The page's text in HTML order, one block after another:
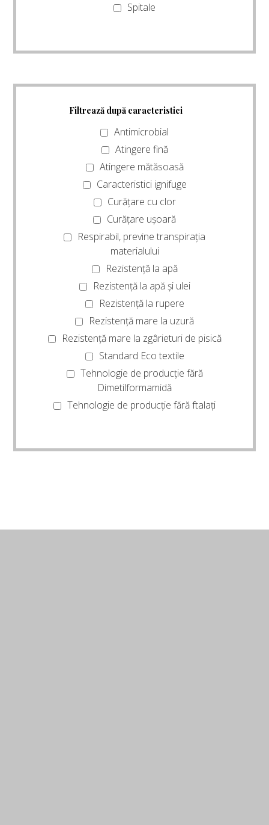
Spitale
Filtrează după caracteristici
Antimicrobial
Atingere fină
Atingere mătăsoasă
Caracteristici ignifuge
Curățare cu clor
Curățare ușoară
Respirabil, previne transpirația
materialului
Rezistență la apă
Rezistență la apă și ulei
Rezistență la rupere
Rezistență mare la uzură
Rezistență mare la zgârieturi de pisică
Standard Eco textile
Tehnologie de producție fără
Dimetilformamidă
Tehnologie de producție fără ftalați